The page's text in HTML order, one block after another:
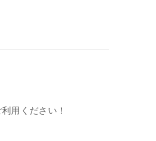
用ください！